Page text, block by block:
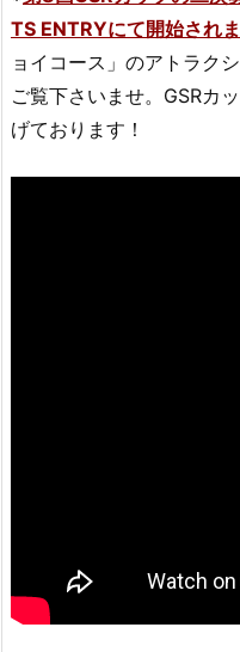
TS ENTRYにて開始され
ョイコース」のアトラク
ご覧下さいませ。GSRカ
げております！